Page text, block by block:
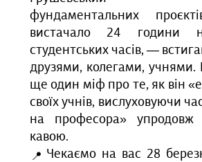
фундаментальних
вистачало 24 години
студентських часів, —
друзями, колегами, учнями.
ще один міф про те, як він
своїх учнів, вислуховуючи
на професора»
кавою.
Чекаємо на вас 28